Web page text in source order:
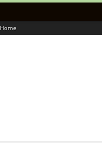
Home